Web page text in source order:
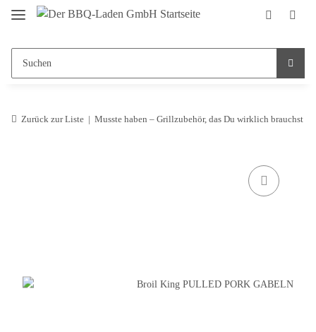
Zurück zur Liste Musste haben – Grillzubehör, das Du wirklich brauchst